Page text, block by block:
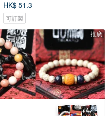
HK$ 51.3
可訂製
推廣
+4